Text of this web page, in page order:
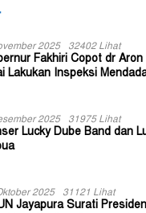
2025 32402 Lihat
Fakhiri Copot dr
Lakukan Inspeksi
2025 31975 Lihat
Lucky Dube Band dan
2025 31121 Lihat
Jayapura Surati